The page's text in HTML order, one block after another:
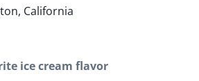
California
ice cream flavor